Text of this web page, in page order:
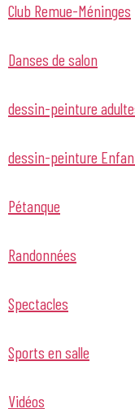
Club Remue-Méninges
Danses de salon
dessin-peinture
dessin-peinture
Pétanque
Randonnées
Spectacles
Sports en salle
Vidéos